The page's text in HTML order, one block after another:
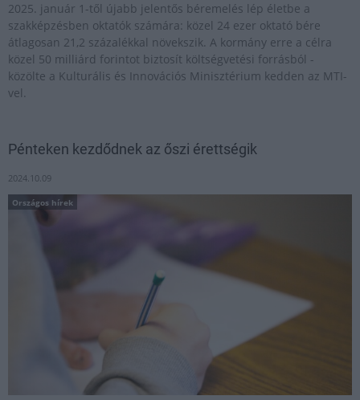
2025. január 1-től újabb jelentős béremelés lép életbe a
szakképzésben oktatók számára: közel 24 ezer oktató bére
átlagosan 21,2 százalékkal növekszik. A kormány erre a célra
közel 50 milliárd forintot biztosít költségvetési forrásból -
közölte a Kulturális és Innovációs Minisztérium kedden az MTI-
vel.
Pénteken kezdődnek az őszi érettségik
2024.10.09
Országos hírek